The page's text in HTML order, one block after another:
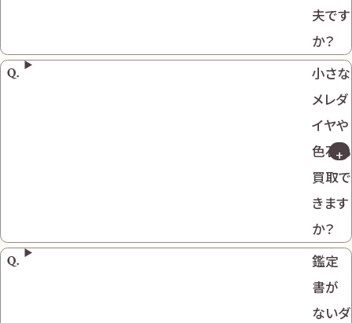
夫です
か？
小さな
メレダ
イヤや
色石も
買取で
きます
か？
鑑定
書が
ないダ